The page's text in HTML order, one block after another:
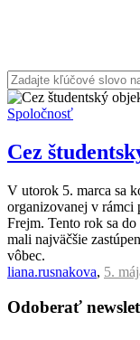
Spoločnosť
Cez
V utorok 5. marca sa
organizovanej v rámci
Frejm. Tento rok sa
mali najväčšie
vôbec.
liana.rusnakova, 5.
Odoberať